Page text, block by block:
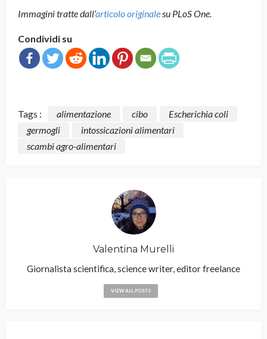
Immagini tratte dall’articolo originalesu PLoS One.
Condividi su
Tags : alimentazione cibo
Escherichia coli
germogli
intossicazioni alimentari
scambi agro-alimentari
Valentina Murelli
Giornalista scientifica, science writer, editor freelance
VIEW ALL POSTS